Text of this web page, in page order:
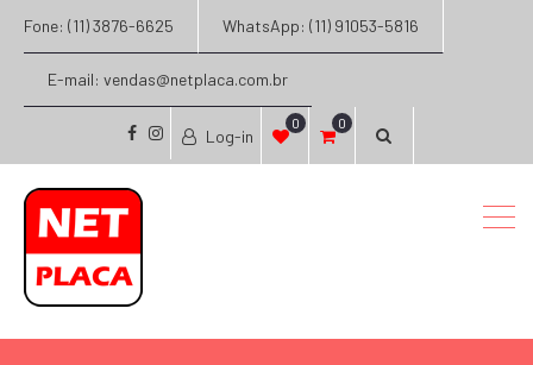
Fone: (11) 3876-6625 WhatsApp: (11) 91053-5816
E-mail: vendas@netplaca.com.br
facebook
instagram
Log-in
0 0